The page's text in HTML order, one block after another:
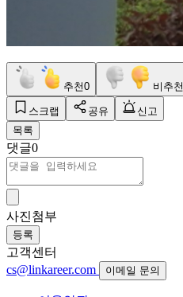
추천0 비추천
스크랩 공유
신고
목록
댓글0
사진첨부
등록
고객센터
cs@linkareer.com
이메일 문의